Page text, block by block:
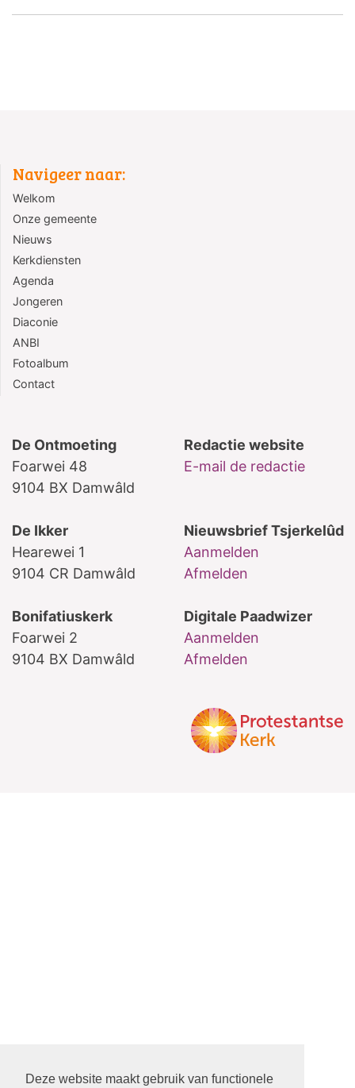
Deze website maakt gebruik van functionele
Navigeer naar:
Welkom
Onze gemeente
Nieuws
Kerkdiensten
Agenda
Jongeren
Diaconie
ANBI
Fotoalbum
Contact
De Ontmoeting
Foarwei 48
9104 BX Damwâld
Redactie website
E-mail de redactie
De Ikker
Hearewei 1
9104 CR Damwâld
Nieuwsbrief Tsjerkelûd
Aanmelden
Afmelden
Bonifatiuskerk
Foarwei 2
9104 BX Damwâld
Digitale Paadwizer
Aanmelden
Afmelden